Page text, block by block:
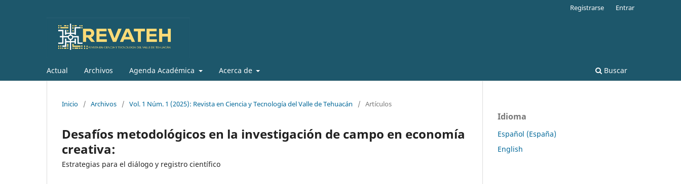
Actual Archivos Agenda Académica Acerca de Buscar
Registrarse Entrar
Inicio / Archivos / Vol. 1 Núm. 1 (2025): Revista en Ciencia y Tecnología del Valle de Tehuacán / Artículos
Desafíos metodológicos en la investigación de campo en economía
creativa:
Estrategias para el diálogo y registro científico
Idioma
Español (España)
English